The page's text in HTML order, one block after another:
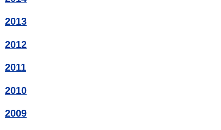
2013
2012
2011
2010
2009